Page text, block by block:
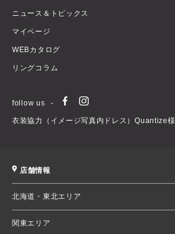
ニュース＆トピックス
マイページ
WEBカタログ
リングコラム
follow us
衣装協力（イメージ写真内ドレス）Quantize様
店舗情報
北海道・東北エリア
関東エリア